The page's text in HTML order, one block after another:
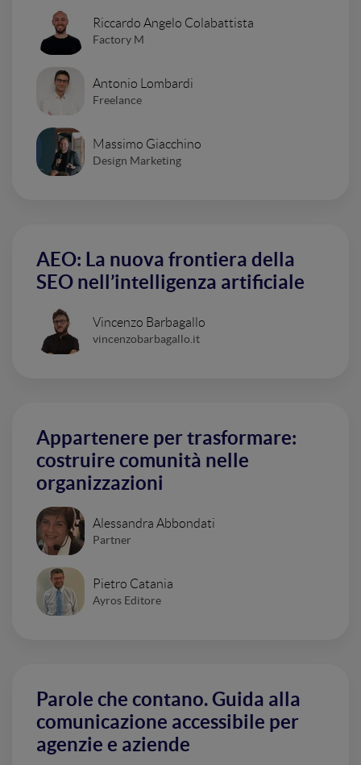
Riccardo Angelo Colabattista
Factory M
Antonio Lombardi
Freelance
Massimo Giacchino
Design Marketing
AEO: La nuova frontiera della
SEO nell’intelligenza artificiale
Vincenzo Barbagallo
vincenzobarbagallo.it
Appartenere per trasformare:
costruire comunità nelle
organizzazioni
Alessandra Abbondati
Partner
Pietro Catania
Ayros Editore
Parole che contano. Guida alla
comunicazione accessibile per
agenzie e aziende